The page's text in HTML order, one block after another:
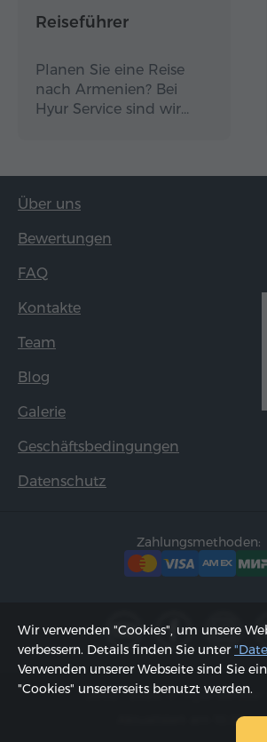
Reiseführer
Planen Sie eine Reise
nach Armenien? Bei
Hyur Service sind wir…
Über uns
Bewertungen
FAQ
Kontakte
Team
Blog
Galerie
Geschäftsbedingungen
Datenschutz
Zahlungsmethoden:
2002 - 2026, © "Hyur Service"
Aktualisiert am
Wir verwenden "Cookies", um unsere
verbessern. Details finden Sie unter
Verwenden unserer Webseite sind Sie
"Cookies" unsererseits benutzt werden.